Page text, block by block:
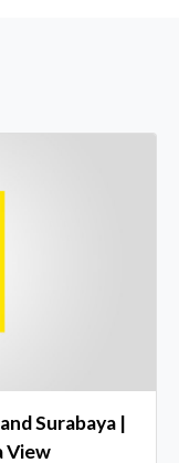
oleh Country
Surabaya |
View